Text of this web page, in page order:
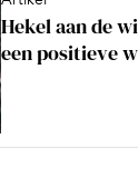
Hekel aan de
een positieve